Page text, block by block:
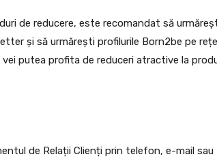
de reducere, este recomandat să
și să urmărești profilurile Born2be pe
putea profita de reduceri atractive la
de Relații Clienți prin telefon, e-mail sau